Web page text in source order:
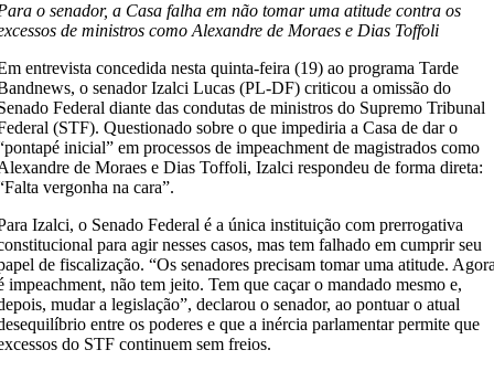
o senador, a Casa falha em não tomar uma atitude contra os
de ministros como Alexandre de Moraes e Dias Toffoli
entrevista concedida nesta quinta-feira (19) ao programa Tarde
o senador Izalci Lucas (PL-DF) criticou a omissão do
Federal diante das condutas de ministros do Supremo Tribunal
(STF). Questionado sobre o que impediria a Casa de dar o
inicial” em processos de impeachment de magistrados como
de Moraes e Dias Toffoli, Izalci respondeu de forma direta:
vergonha na cara”.
Izalci, o Senado Federal é a única instituição com prerrogativa
para agir nesses casos, mas tem falhado em cumprir seu
de fiscalização. “Os senadores precisam tomar uma atitude.
impeachment, não tem jeito. Tem que caçar o mandado mesmo e,
mudar a legislação”, declarou o senador, ao pontuar o atual
entre os poderes e que a inércia parlamentar permite que
do STF continuem sem freios.